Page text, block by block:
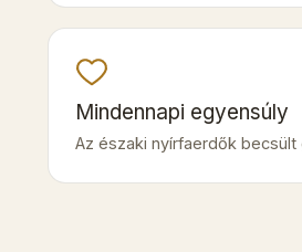
Mindennapi egyensúly
Az északi nyírfaerdők becsült